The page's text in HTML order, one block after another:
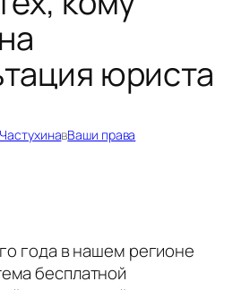
юриста
вВаши права
года в нашем регионе
бесплатной